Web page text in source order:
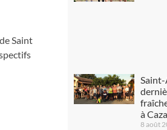
Saint
Saint-
à
8 août